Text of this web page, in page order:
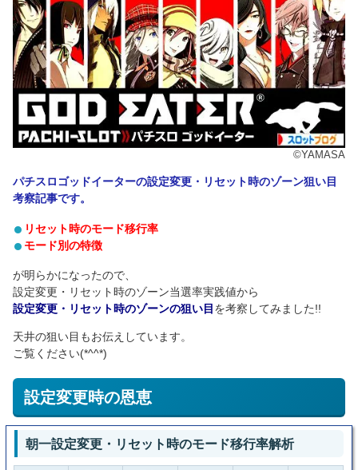
©YAMASA
パチスロゴッドイーターの設定変更・リセット時のゾーン狙い目
考察記事です。
リセット時のモード移行率
モード別の特徴
が明らかになったので、
設定変更・リセット時のゾーン当選率実践値から
設定変更・リセット時のゾーンの狙い目 を考察してみました!!
天井の狙い目もお伝えしています。
ご覧ください(*^^*)
設定変更時の恩恵
朝一設定変更・リセット時のモード移行率解析